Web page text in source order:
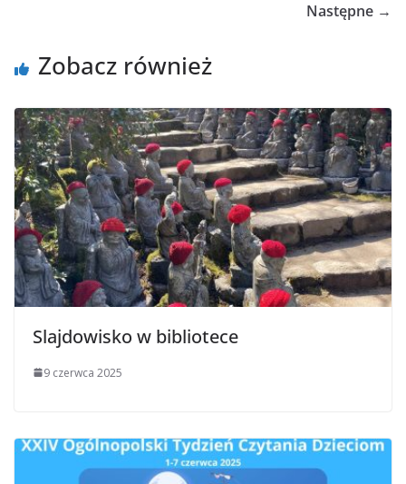
Następne →
Zobacz również
Slajdowisko w bibliotece
9 czerwca 2025